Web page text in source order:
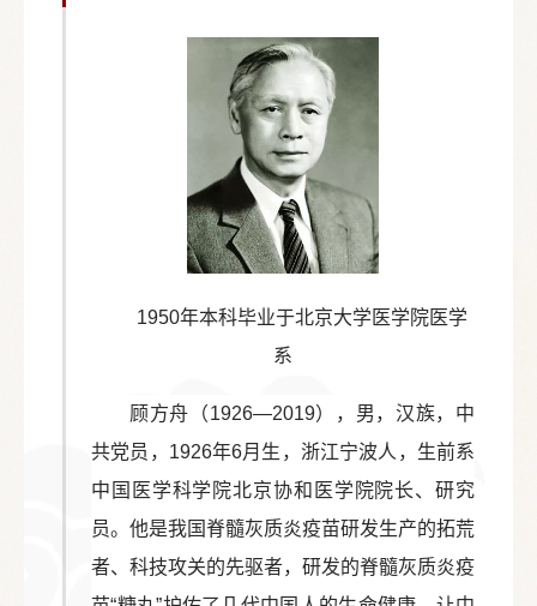
1950年本科毕业于北京大学医学院医学
系
顾方舟（1926—2019），男，汉族，中
共党员，1926年6月生，浙江宁波人，生前系
中国医学科学院北京协和医学院院长、研究
员。他是我国脊髓灰质炎疫苗研发生产的拓荒
者、科技攻关的先驱者，研发的脊髓灰质炎疫